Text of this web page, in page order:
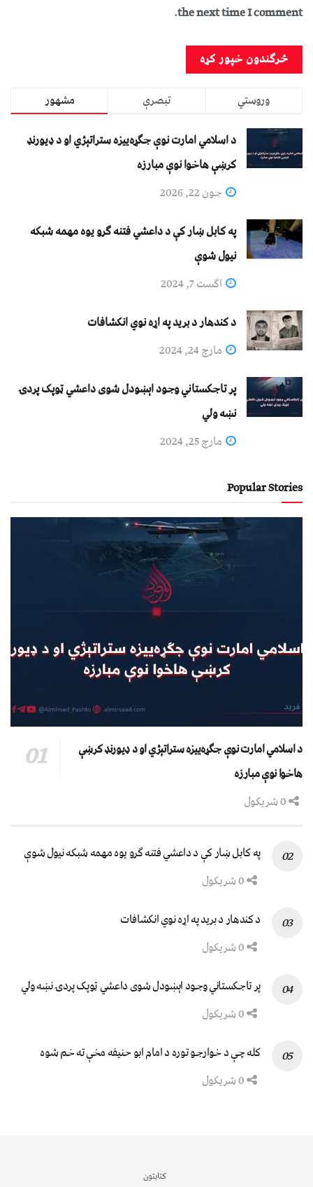
the next time I comment.
مشهور تبصرې
وروستي
د اسلامي امارت نوې جګړه‌ییزه ستراتېژي او د ډیورنډ
کرښې هاخوا نوې مبارزه
جون 22, 2026
په کابل ښار کې د داعشي فتنه ګرو يوه مهمه شبکه
نيول شوې
اگست 7, 2024
د کندهار د برید په اړه نوي انکشافات
مارچ 24, 2024
پر تاجکستاني وجود اېښودل شوی داعشي ټوپک پردۍ
نښه ولي
مارچ 25, 2024
Popular Stories
د اسلامي امارت نوې جګړه‌ییزه ستراتېژي او د ډیورنډ کرښې
هاخوا نوې مبارزه
په کابل ښار کې د داعشي فتنه ګرو يوه مهمه شبکه نيول شوې
د کندهار د برید په اړه نوي انکشافات
پر تاجکستاني وجود اېښودل شوی داعشي ټوپک پردۍ نښه ولي
کله چې د خوارجو توره د امام ابو حنیفه مخې ته خم شوه
کتابتون